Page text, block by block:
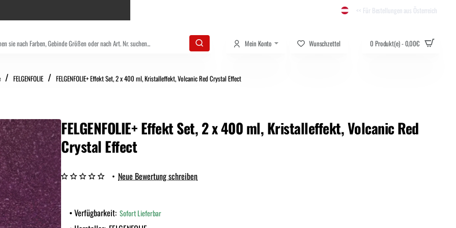
<< Für Bestellungen aus Österreich
Mein Konto Wunschzettel 0 Produkt(e) - 0,00€
home FELGENFOLIE FELGENFOLIE+ Effekt Set, 2 x 400 ml, Kristalleffekt, Volcanic Red Crystal Effect
FELGENFOLIE+ Effekt Set, 2 x 400 ml, Kristalleffekt, Volcanic Red
Crystal Effect
Verfügbarkeit: Sofort Lieferbar
• Neue Bewertung schreiben